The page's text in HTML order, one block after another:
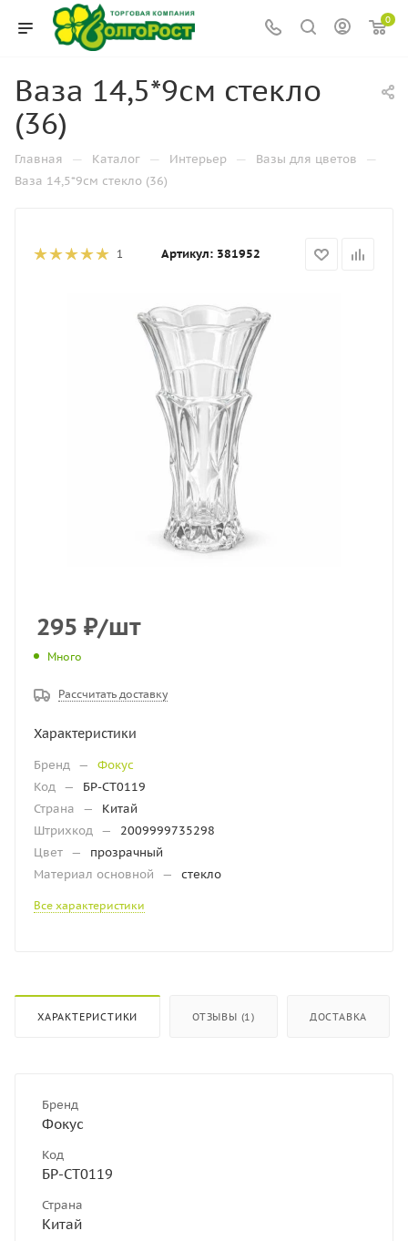
0
Ваза 14,5*9см стекло
(36)
Главная — Каталог — Интерьер — Вазы для цветов —
Ваза 14,5*9см стекло (36)
1 Артикул: 381952
295 ₽/шт
Много
Рассчитать доставку
Характеристики
Бренд —
Фокус
Код —
БР-СТ0119
Страна
—
Китай
Штрихкод —
2009999735298
Цвет —
прозрачный
Материал основной
— стекло
Все характеристики
ХАРАКТЕРИСТИКИ ОТЗЫВЫ (1) ДОСТАВКА
Бренд
Фокус
Код
БР-СТ0119
Страна
Китай